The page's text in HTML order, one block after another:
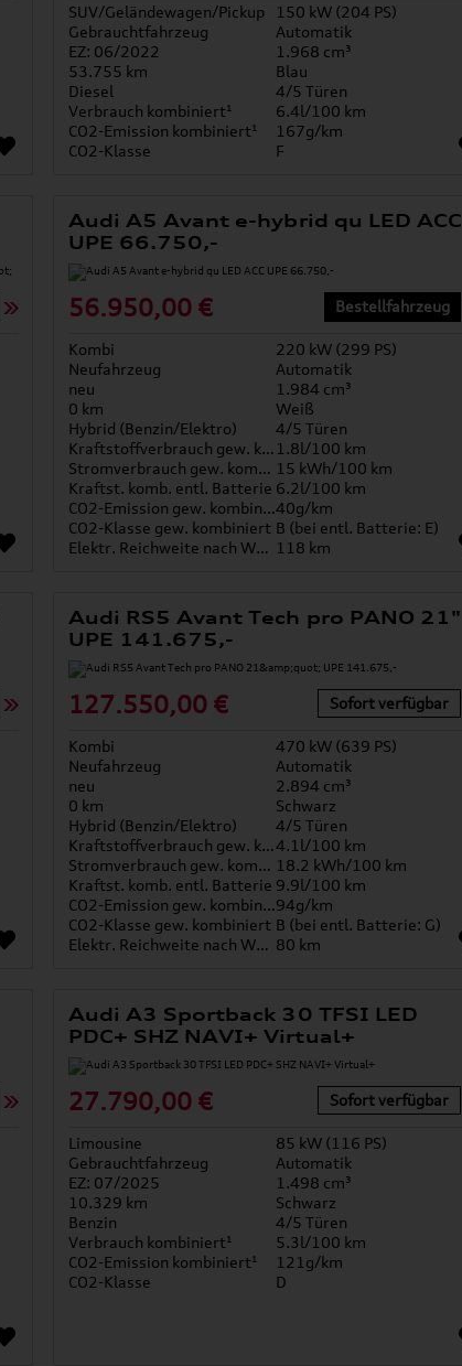
SUV/Geländewagen/Pickup
150 kW (204 PS)
Gebrauchtfahrzeug
Automatik
EZ: 06/2022
1.968 cm³
53.755 km
Blau
Diesel
4/5 Türen
Verbrauch kombiniert¹
6.4l/100 km
CO2-Emission kombiniert¹
167g/km
CO2-Klasse
F
Audi A5 Avant e-hybrid qu LED ACC
UPE 66.750,-
56.950,00 € Bestellfahrzeug
Kombi
220 kW (299 PS)
Neufahrzeug
Automatik
neu
1.984 cm³
0 km
Weiß
Hybrid (Benzin/Elektro)
4/5 Türen
Kraftstoffverbrauch gew. kombiniert 1.8l/100 km
Stromverbrauch gew. kombiniert 15 kWh/100 km
Kraftst. komb. entl. Batterie 6.2l/100 km
CO2-Emission gew. kombiniert40g/km
CO2-Klasse gew. kombiniert B (bei entl. Batterie: E)
Elektr. Reichweite nach WLTP* 118 km
Audi RS5 Avant Tech pro PANO 21"
UPE 141.675,-
127.550,00 € Sofort verfügbar
Kombi
470 kW (639 PS)
Neufahrzeug
Automatik
neu
2.894 cm³
0 km
Schwarz
Hybrid (Benzin/Elektro)
4/5 Türen
Kraftstoffverbrauch gew. kombiniert4.1l/100 km
Stromverbrauch gew. kombiniert 18.2 kWh/100 km
Kraftst. komb. entl. Batterie 9.9l/100 km
CO2-Emission gew. kombiniert94g/km
CO2-Klasse gew. kombiniert B (bei entl. Batterie: G)
Elektr. Reichweite nach WLTP* 80 km
Audi A3 Sportback 30 TFSI LED
PDC+ SHZ NAVI+ Virtual+
27.790,00 € Sofort verfügbar
Limousine
85 kW (116 PS)
Gebrauchtfahrzeug
Automatik
EZ: 07/2025
1.498 cm³
10.329 km
Schwarz
Benzin
4/5 Türen
Verbrauch kombiniert¹
5.3l/100 km
CO2-Emission kombiniert¹
121g/km
CO2-Klasse
D